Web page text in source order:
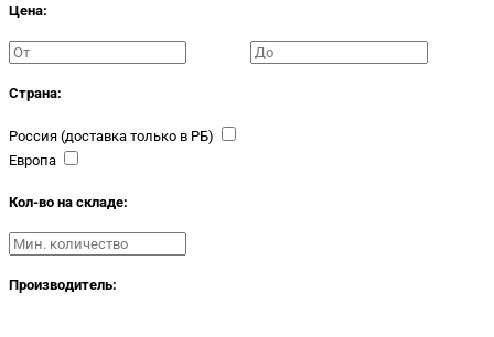
Цена:
Страна:
Россия (доставка только в РБ)
Европа
Кол-во на складе:
Производитель: